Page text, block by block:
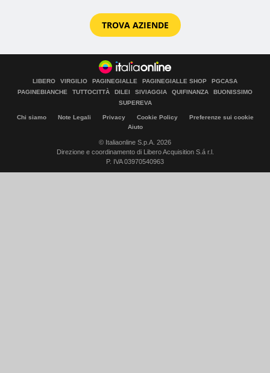
TROVA AZIENDE
LIBERO VIRGILIO PAGINEGIALLE PAGINEGIALLE SHOP
PGCASA
PAGINEBIANCHE
TUTTOCITTÀ DILEI SIVIAGGIA QUIFINANZA
BUONISSIMO
SUPEREVA
Chi siamo Note Legali Privacy Cookie Policy
Preferenze sui cookie
Aiuto
© Italiaonline S.p.A. 2026
Direzione e coordinamento di Libero Acquisition S.á r.l.
P. IVA 03970540963